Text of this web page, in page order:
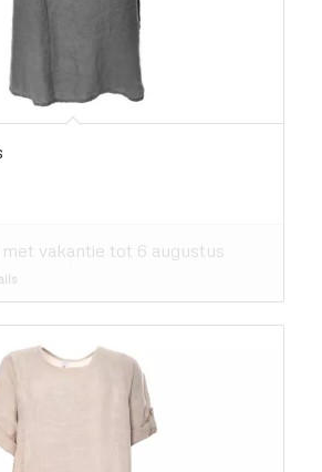
vakantie tot 6 augustus